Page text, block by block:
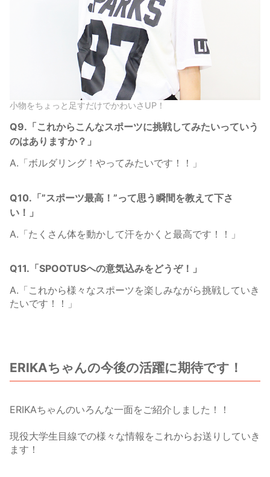
小物をちょっと足すだけでかわいさUP！
Q9.「これからこんなスポーツに挑戦してみたいっていう
のはありますか？」
A.「ボルダリング！やってみたいです！！」
Q10.「”スポーツ最高！”って思う瞬間を教えて下さ
い！」
A.「たくさん体を動かして汗をかくと最高です！！」
Q11.「SPOOTUSへの意気込みをどうぞ！」
A.「これから様々なスポーツを楽しみながら挑戦していき
たいです！！」
ERIKAちゃんの今後の活躍に期待です！
ERIKAちゃんのいろんな一面をご紹介しました！！
現役大学生目線での様々な情報をこれからお送りしていき
ます！